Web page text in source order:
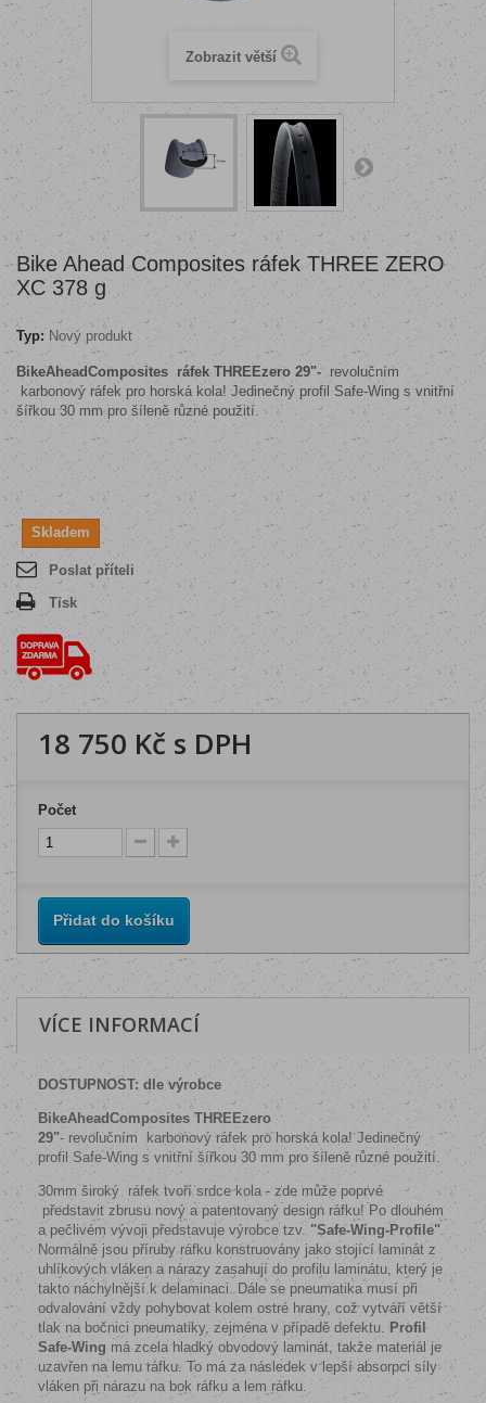
Zobrazit větší
Bike Ahead Composites ráfek THREE ZERO
XC 378 g
Typ: Nový produkt
BikeAheadComposites ráfek THREEzero 29"- revolučním
karbonový ráfek pro horská kola! Jedinečný profil Safe-Wing s vnitřní
šířkou 30 mm pro šíleně různé použití.
Skladem
Poslat příteli
Tisk
18 750 Kč s DPH
Počet
Přidat do košíku
VÍCE INFORMACÍ
DOSTUPNOST: dle výrobce
BikeAheadComposites THREEzero
29"- revolučním karbonový ráfek pro horská kola! Jedinečný
profil Safe-Wing s vnitřní šířkou 30 mm pro šíleně různé použití.
30mm široký ráfek tvoří srdce kola - zde může poprvé
představit zbrusu nový a patentovaný design ráfku! Po dlouhém
a pečlivém vývoji představuje výrobce tzv. "Safe-Wing-Profile".
Normálně jsou příruby ráfku konstruovány jako stojící laminát z
uhlíkových vláken a nárazy zasahují do profilu laminátu, který je
takto náchylnější k delaminaci. Dále se pneumatika musí při
odvalování vždy pohybovat kolem ostré hrany, což vytváří větší
tlak na bočnici pneumatiky, zejména v případě defektu. Profil
Safe-Wing má zcela hladký obvodový laminát, takže materiál je
uzavřen na lemu ráfku. To má za následek v lepší absorpci síly
vláken při nárazu na bok ráfku a lem ráfku.